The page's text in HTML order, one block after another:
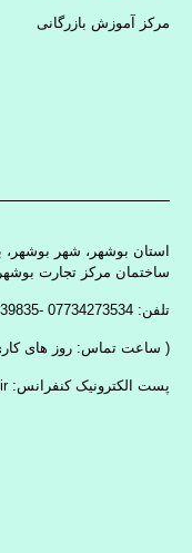
مرکز آموزش بازرگانی
ساختمان مرکز تجارت
تلفن: 07734273534 -09170139835
( ساعت تماس: روز های کاری 9 الی
پست الکترونیک کنفرانس: info@stratmarketinghub.ir